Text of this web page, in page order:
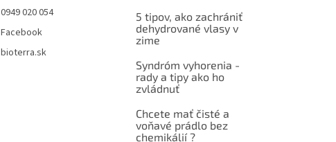
0949 020 054
Facebook
bioterra.sk
5 tipov, ako zachrániť
dehydrované vlasy v
zime
Syndróm vyhorenia -
rady a tipy ako ho
zvládnuť
Chcete mať čisté a
voňavé prádlo bez
chemikálií ?